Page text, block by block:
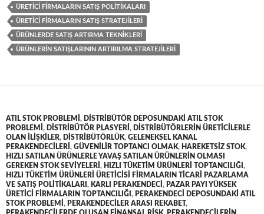
ÜRETICI FIRMALARIN SATIŞ POLITIKALARI
ÜRETICI FIRMALARIN SATIŞ STRATEJILERI
ÜRÜNLERDE SATIŞ ARTIRMA TEKNIKLERI
ÜRÜNLERIN SATIŞLARININ ARTIRILMA STRATEJILERI
ATIL STOK PROBLEMI , DISTRIBÜTÖR DEPOSUNDAKI ATIL STOK
PROBLEMI , DISTRIBÜTÖR PLASYERI , DISTRIBÜTÖRLERIN ÜRETICILERLE
OLAN ILIŞKILER, DISTRIBÜTÖRLÜK, GELENEKSEL KANAL
PERAKENDECILERI , GÜVENILIR TOPTANCI OLMAK, HAREKETSIZ STOK,
HIZLI SATILAN ÜRÜNLERLE YAVAŞ SATILAN ÜRÜNLERIN OLMASI
GEREKEN STOK SEVIYELERI , HIZLI TÜKETIM ÜRÜNLERI TOPTANCILIĞI ,
HIZLI TÜKETIM ÜRÜNLERI ÜRETICISI FIRMALARIN TICARI PAZARLAMA
VE SATIŞ POLITIKALARI , KARLI PERAKENDECI , PAZAR PAYI YÜKSEK
ÜRETICI FIRMALARIN TOPTANCILIĞI , PERAKENDECI DEPOSUNDAKI ATIL
STOK PROBLEMI , PERAKENDECILER ARASI REKABET,